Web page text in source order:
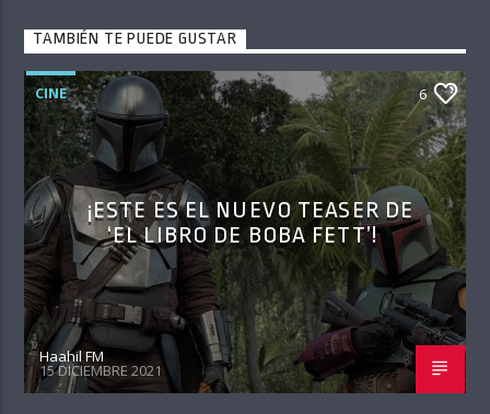
TAMBIÉN TE PUEDE GUSTAR
CINE 6
¡ESTE ES EL NUEVO TEASER DE
‘EL LIBRO DE BOBA FETT’!
Haahil FM
15 DICIEMBRE 2021